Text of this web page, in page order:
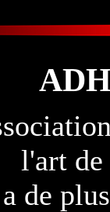
l'art de
de